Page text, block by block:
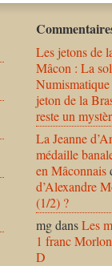
Les jetons de
Mâcon : La
jeton de la
reste un
La Jeanne
médaille
en Mâconnais
d’Alexandre
(1/2) ?
mgdansLes
1 franc
D